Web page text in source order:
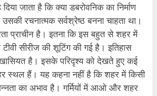
जाता है कि क्या डबरोवनिक का निर्माण
रचनात्मक सर्वश्रेष्ठ बनना चाहता था।
प्राचीन है। इतना कि इस बहुत से शहर में
सीरीज की शूटिंग की गई है। इतिहास
है। इसके परिदृश्य को देखते हुए कई
स्थल हैं। यह कहना नहीं है कि शहर में किसी
का अभाव है। गर्मियों में आओ और शहर